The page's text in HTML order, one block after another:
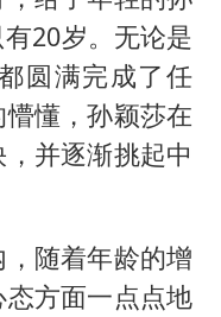
20岁。无论是
圆满完成了任
懂，孙颖莎在
并逐渐挑起中
随着年龄的增
方面一点点地